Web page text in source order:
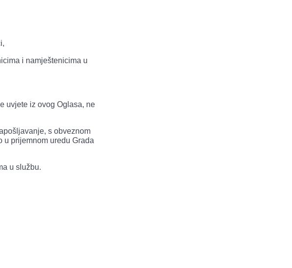
i namještenicima u
uvjete iz ovog Oglasa, ne
s obveznom
u prijemnom uredu Grada
u službu.